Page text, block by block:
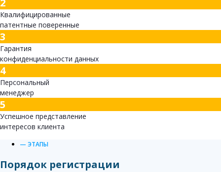
2
Квалифицированные
патентные поверенные
3
Гарантия
конфиденциальности данных
4
Персональный
менеджер
5
Успешное представление
интересов клиента
— ЭТАПЫ
Порядок регистрации